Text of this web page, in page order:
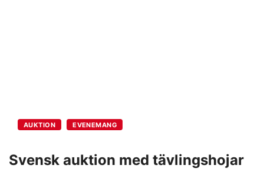
AUKTION EVENEMANG
Svensk auktion med tävlingshojar